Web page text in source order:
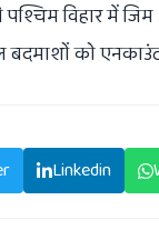
विहार में जिम
बदमाशों को
Linkedin